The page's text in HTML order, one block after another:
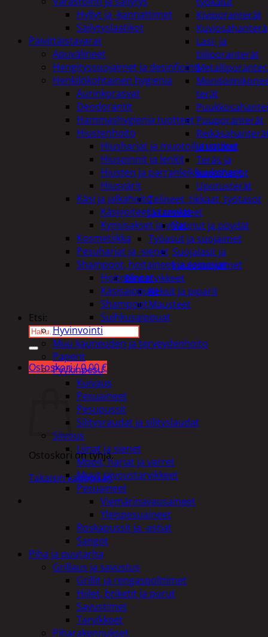
Kiviporanterät
Kuviosahanterä
Lasi- ja
tiiliporanterät
terät
Puuporanterät
ja istukat
Teräs ja
kuppiharjat
Upotusterät
Telineet, tikkaat, työtasot
ja tarvikkeet
Vaunut ja pöydät
Työasut ja suojaimet
Suojalasit ja
kuulosuojaimet
Elintarvikkeet
Keksit ja piparit
Mausteet
Etsi:
Ostoskori /0,00€
Ostoskori on tyhjä.
Takaisin kauppaan
Hyllyt ja -kannattimet
Säilytyslaatikot
Päivittäistavarat
Apuvälineet
Hengityssuojaimet ja desinfiointi
Henkilökohtainen hygienia
Aurinkorasvat
Deodorantit
Hammashygienia tuotteet
Hiustenhoito
Hiusharjat ja muotoilutuotteet
Hiuspinnit ja lenkit
Hiusten ja parranleikkuukoneet
Hiusvärit
Käsi ja jalkahoito
Käsivoiteet ja rasvat
Kynsisakset ja viilat
Kosmetiikka
Pesuharjat ja -sienet
Shampoot, hoitaineet ja saippuat
Hoitoaineet
Käsisaippuat
Shampoot
Suihkusaippuat
Hyvinvointi
Muu kauneuden ja terveydenhoito
Paperit
Pyykinpesu
Kuivaus
Pesuaineet
Pesupussit
Silitysraudat ja silityslaudat
Siivous
Liinat ja sienet
Mopit, harjat ja varret
Muut siivoustarvikkeet
Pesuaineet
Viemärinavausaineet
Yleispesuaineet
Roskapussit ja -astiat
Sangot
Piha ja puutarha
Grillaus ja savustus
Grillit ja rengaspolttimet
Hiilet, briketit ja purut
Savustimet
Tarvikkeet
Piharakennukset